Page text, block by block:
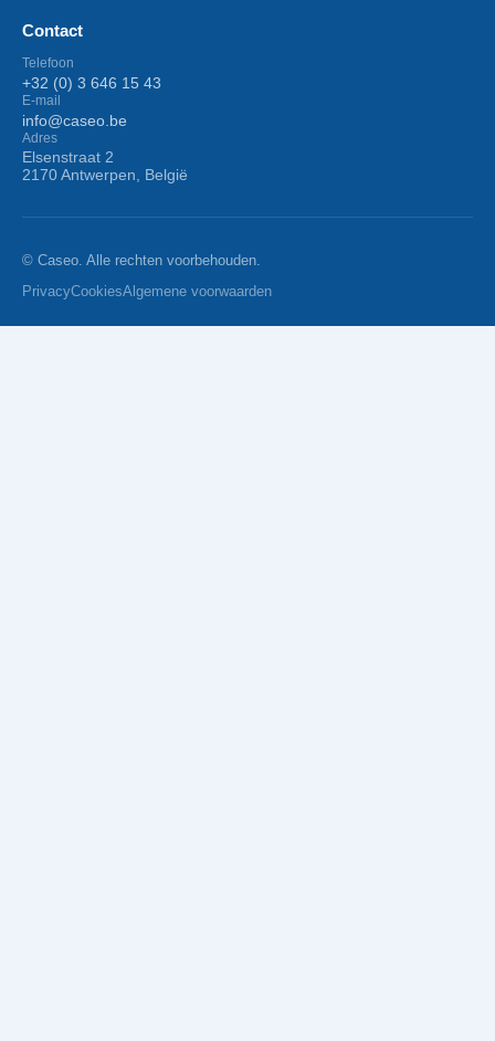
Contact
Telefoon
+32 (0) 3 646 15 43
E-mail
info@caseo.be
Adres
Elsenstraat 2
2170 Antwerpen, België
© Caseo. Alle rechten voorbehouden.
PrivacyCookiesAlgemene voorwaarden